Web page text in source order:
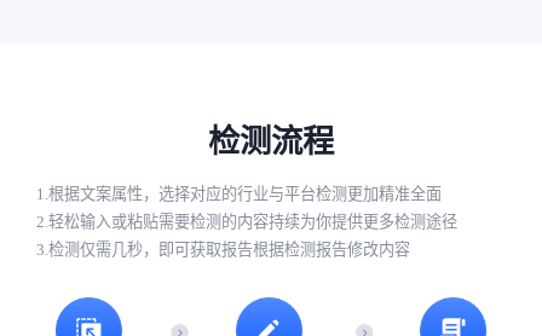
检测流程
1.根据文案属性，选择对应的行业与平台检测更加精准全面
2.轻松输入或粘贴需要检测的内容持续为你提供更多检测途径
3.检测仅需几秒，即可获取报告根据检测报告修改内容